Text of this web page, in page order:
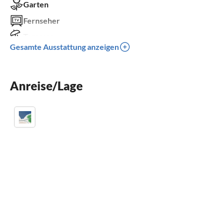
Garten
Fernseher
Spülmaschine
Kamin
Gesamte Ausstattung anzeigen
Anreise/Lage